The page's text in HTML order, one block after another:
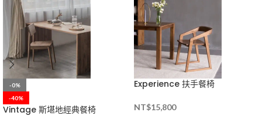
-0%
-40%
Vintage 斯堪地經典餐椅
Experience 扶手餐椅
NT$15,800